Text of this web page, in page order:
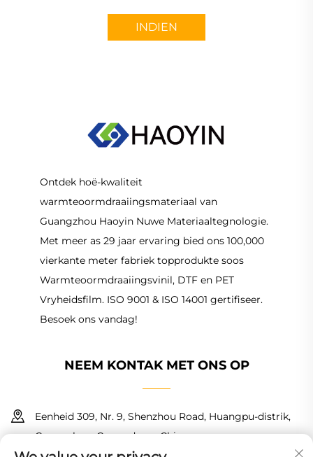
INDIEN
Ontdek hoë-kwaliteit
warmteoormdraaiingsmateriaal van
Guangzhou Haoyin Nuwe Materiaaltegnologie.
Met meer as 29 jaar ervaring bied ons 100,000
vierkante meter fabriek topprodukte soos
Warmteoormdraaiingsvinil, DTF en PET
Vryheidsfilm. ISO 9001 & ISO 14001 gertifiseer.
Besoek ons vandag!
NEEM KONTAK MET ONS OP
Eenheid 309, Nr. 9, Shenzhou Road, Huangpu-distrik,
Guangzhou, Guangdong, China